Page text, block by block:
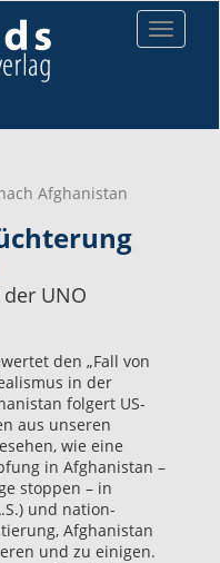
Toggle
Afghanistan
UNO
den „Fall von
in der
folgert US-
aus unseren
wie eine
in Afghanistan –
stoppen – in
und nation-
Afghanistan
und zu einigen.